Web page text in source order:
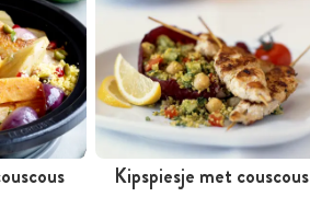
Kipspiesje met couscous